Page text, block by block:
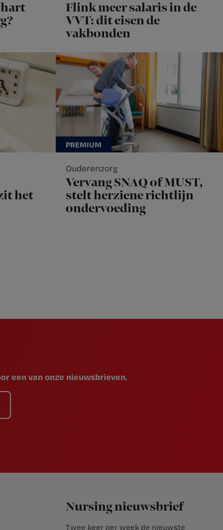
hart
Flink meer salaris in de
VVT: dit eisen de
vakbonden
het
Ouderenzorg
Vervang SNAQ of MUST,
stelt herziene richtlijn
ondervoeding
een van onze nieuwsbrieven.
Nursing nieuwsbrief
Twee keer per week de nieuwste